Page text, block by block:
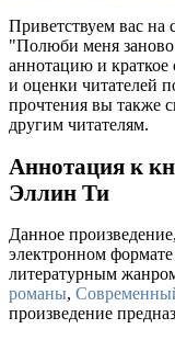
Приветствуем вас на
"Полюби меня
аннотацию и
и оценки читателей
прочтения вы также
другим читателям.
Аннотация к
Эллин Ти
Данное
электронном
литературным
романы,
произведение